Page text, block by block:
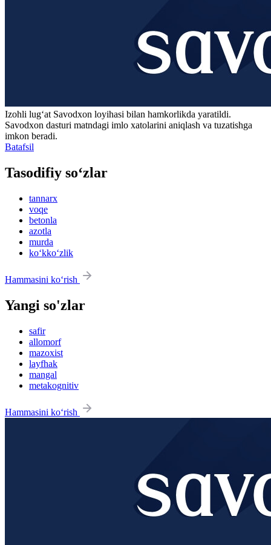
Izohli lugʻat Savodxon loyihasi bilan hamkorlikda yaratildi.
Savodxon dasturi matndagi imlo xatolarini aniqlash va tuzatishga
imkon beradi.
Batafsil
Tasodifiy so‘zlar
tannarx
voqe
betonla
azotla
murda
ko‘kko‘zlik
Hammasini ko‘rish
Yangi so'zlar
safir
allomorf
mazoxist
layfhak
mangal
metakognitiv
Hammasini ko‘rish